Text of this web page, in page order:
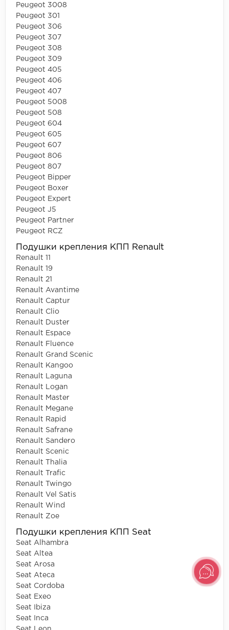
Peugeot 3008
Peugeot 301
Peugeot 306
Peugeot 307
Peugeot 308
Peugeot 309
Peugeot 405
Peugeot 406
Peugeot 407
Peugeot 5008
Peugeot 508
Peugeot 604
Peugeot 605
Peugeot 607
Peugeot 806
Peugeot 807
Peugeot Bipper
Peugeot Boxer
Peugeot Expert
Peugeot J5
Peugeot Partner
Peugeot RCZ
Подушки крепления КПП Renault
Renault 11
Renault 19
Renault 21
Renault Avantime
Renault Captur
Renault Clio
Renault Duster
Renault Espace
Renault Fluence
Renault Grand Scenic
Renault Kangoo
Renault Laguna
Renault Logan
Renault Master
Renault Megane
Renault Rapid
Renault Safrane
Renault Sandero
Renault Scenic
Renault Thalia
Renault Trafic
Renault Twingo
Renault Vel Satis
Renault Wind
Renault Zoe
Подушки крепления КПП Seat
Seat Alhambra
Seat Altea
Seat Arosa
Seat Ateca
Seat Cordoba
Seat Exeo
Seat Ibiza
Seat Inca